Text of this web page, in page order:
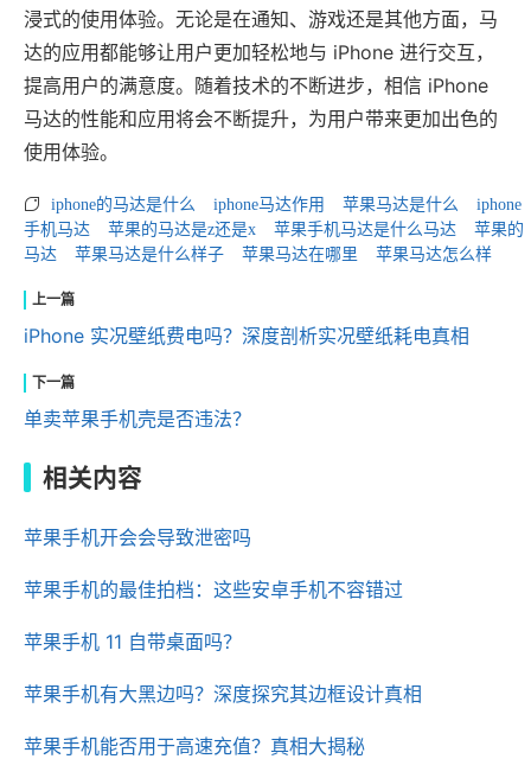
浸式的使用体验。无论是在通知、游戏还是其他方面，马
达的应用都能够让用户更加轻松地与 iPhone 进行交互，
提高用户的满意度。随着技术的不断进步，相信 iPhone
马达的性能和应用将会不断提升，为用户带来更加出色的
使用体验。
iphone的马达是什么 iphone马达作用 苹果马达是什么
iphone
手机马达
苹果的马达是z还是x 苹果手机马达是什么马达
苹果的
马达
苹果马达是什么样子 苹果马达在哪里 苹果马达怎么样
iPhone 实况壁纸费电吗？深度剖析实况壁纸耗电真相
单卖苹果手机壳是否违法？
相关内容
苹果手机开会会导致泄密吗
苹果手机的最佳拍档：这些安卓手机不容错过
苹果手机 11 自带桌面吗？
苹果手机有大黑边吗？深度探究其边框设计真相
苹果手机能否用于高速充值？真相大揭秘